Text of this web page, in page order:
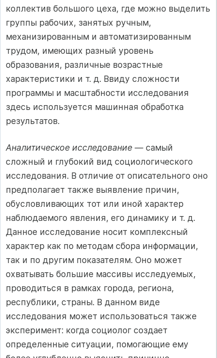
коллектив большого цеха, где можно выделить
группы рабочих, занятых ручным,
механизированным и автоматизированным
трудом, имеющих разный уровень
образования, различные возрастные
характеристики и т. д. Ввиду сложности
программы и масштабности исследования
здесь используется машинная обработка
результатов.
Аналитическое исследование — самый
сложный и глубокий вид социологического
исследования. В отличие от описательного оно
предполагает также выявление причин,
обусловливающих тот или иной характер
наблюдаемого явления, его динамику и т. д.
Данное исследование носит комплексный
характер как по методам сбора информации,
так и по другим показателям. Оно может
охватывать большие массивы исследуемых,
проводиться в рамках города, региона,
республики, страны. В данном виде
исследования может использоваться также
эксперимент: когда социолог создает
определенные ситуации, помогающие ему